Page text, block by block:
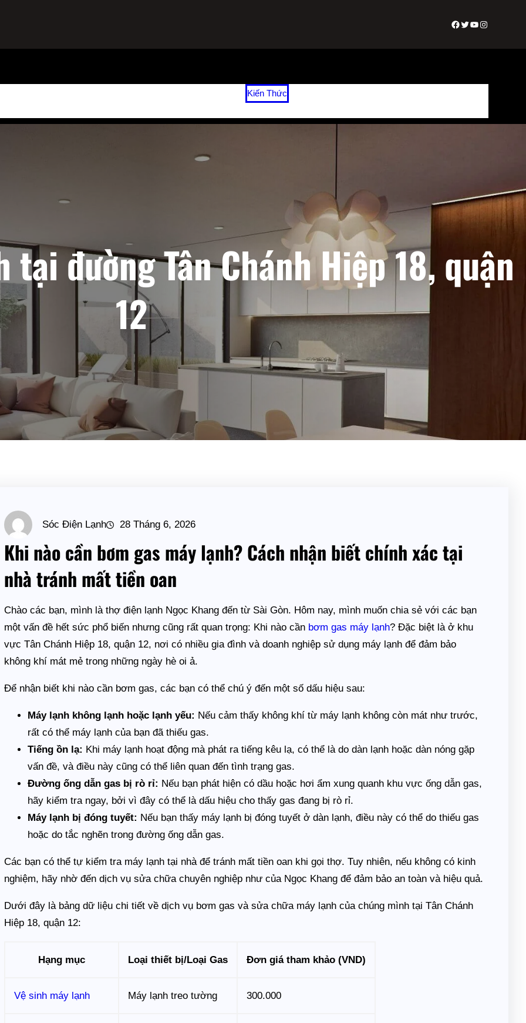
Facebook
Twitter
Youtube
Instagram
Kiến Thức
tại đường Tân Chánh Hiệp 18, quận
12
Sóc Điện Lạnh 28 Tháng 6, 2026
Khi nào cần bơm gas máy lạnh? Cách nhận biết chính xác tại
nhà tránh mất tiền oan
Chào các bạn, mình là thợ điện lạnh Ngọc Khang đến từ Sài Gòn. Hôm nay, mình muốn chia sẻ với các bạn
một vấn đề hết sức phổ biến nhưng cũng rất quan trọng: Khi nào cần bơm gas máy lạnh? Đặc biệt là ở khu
vực Tân Chánh Hiệp 18, quận 12, nơi có nhiều gia đình và doanh nghiệp sử dụng máy lạnh để đảm bảo
không khí mát mẻ trong những ngày hè oi ả.
Để nhận biết khi nào cần bơm gas, các bạn có thể chú ý đến một số dấu hiệu sau:
Máy lạnh không lạnh hoặc lạnh yếu: Nếu cảm thấy không khí từ máy lạnh không còn mát như trước,
rất có thể máy lạnh của bạn đã thiếu gas.
Tiếng ồn lạ: Khi máy lạnh hoạt động mà phát ra tiếng kêu lạ, có thể là do dàn lạnh hoặc dàn nóng gặp
vấn đề, và điều này cũng có thể liên quan đến tình trạng gas.
Đường ống dẫn gas bị rò rỉ: Nếu bạn phát hiện có dầu hoặc hơi ẩm xung quanh khu vực ống dẫn gas,
hãy kiểm tra ngay, bởi vì đây có thể là dấu hiệu cho thấy gas đang bị rò rỉ.
Máy lạnh bị đóng tuyết: Nếu bạn thấy máy lạnh bị đóng tuyết ở dàn lạnh, điều này có thể do thiếu gas
hoặc do tắc nghẽn trong đường ống dẫn gas.
Các bạn có thể tự kiểm tra máy lạnh tại nhà để tránh mất tiền oan khi gọi thợ. Tuy nhiên, nếu không có kinh
nghiệm, hãy nhờ đến dịch vụ sửa chữa chuyên nghiệp như của Ngọc Khang để đảm bảo an toàn và hiệu quả.
Dưới đây là bảng dữ liệu chi tiết về dịch vụ bơm gas và sửa chữa máy lạnh của chúng mình tại Tân Chánh
Hiệp 18, quận 12:
Hạng mục Loại thiết bị/Loại Gas Đơn giá tham khảo (VND)
Vệ sinh máy lạnh Máy lạnh treo tường 300.000